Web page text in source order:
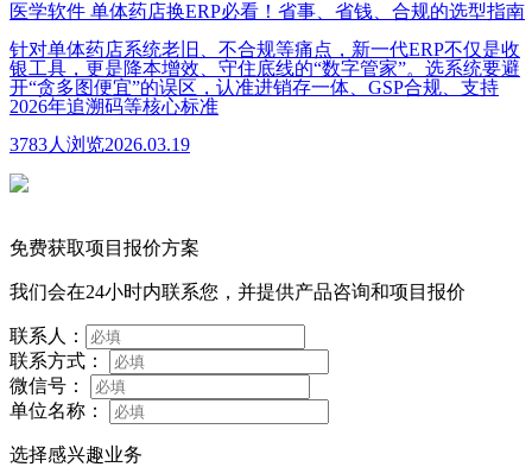
医学软件 单体药店换ERP必看！省事、省钱、合规的选型指南
针对单体药店系统老旧、不合规等痛点，新一代ERP不仅是收
银工具，更是降本增效、守住底线的“数字管家”。选系统要避
开“贪多图便宜”的误区，认准进销存一体、GSP合规、支持
2026年追溯码等核心标准
3783人浏览2026.03.19
免费获取项目报价方案
我们会在24小时内联系您，并提供产品咨询和项目报价
联系人：
联系方式：
微信号：
单位名称：
选择感兴趣业务